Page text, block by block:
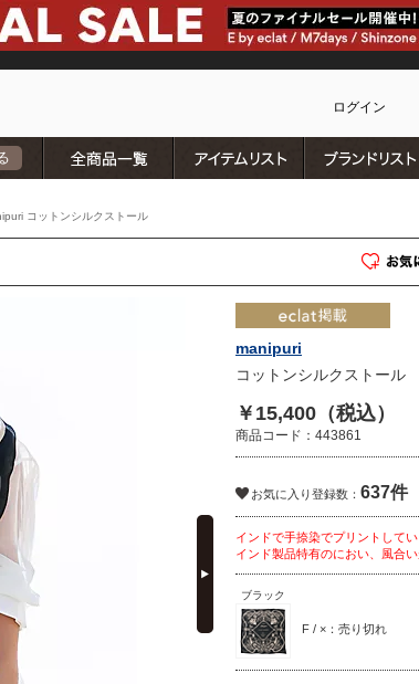
ログイン
コットンシルクストール
manipuri
コットンシルクストール
￥15,400（税込）
商品コード：443861
お気に入り登録数： 637件
インドで手捺染でプリントして
インド製品特有のにおい、風合
ブラック
F / ×：売り切れ